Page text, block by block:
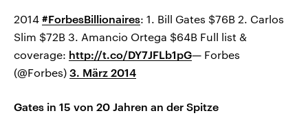
2014 #ForbesBillionaires: 1. Bill Gates $76B 2. Carlos
Slim $72B 3. Amancio Ortega $64B Full list &
coverage: http://t.co/DY7JFLb1pG— Forbes
(@Forbes) 3. März 2014
Gates in 15 von 20 Jahren an der Spitze